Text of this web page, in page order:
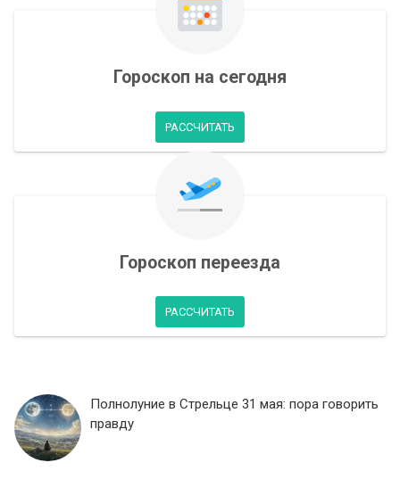
Гороскоп на сегодня
РАССЧИТАТЬ
Гороскоп переезда
РАССЧИТАТЬ
Полнолуние в Стрельце 31 мая: пора говорить
правду